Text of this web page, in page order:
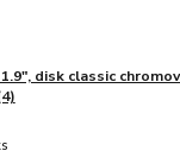
disk classic